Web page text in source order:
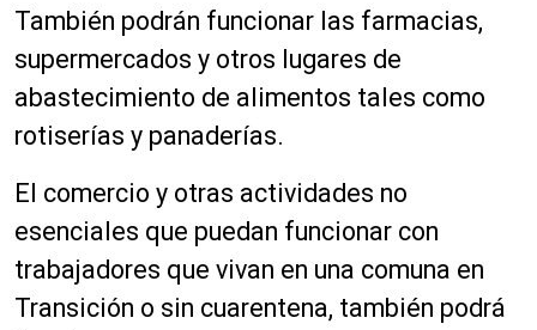
También podrán funcionar las farmacias,
supermercados y otros lugares de
abastecimiento de alimentos tales como
rotiserías y panaderías.
El comercio y otras actividades no
esenciales que puedan funcionar con
trabajadores que vivan en una comuna en
Transición o sin cuarentena, también podrá